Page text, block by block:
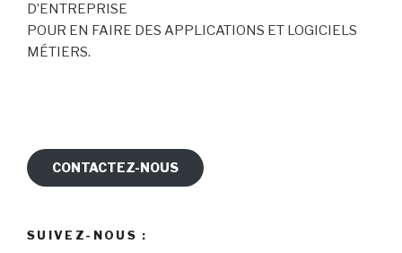
D’ENTREPRISE
POUR EN FAIRE DES APPLICATIONS ET LOGICIELS
MÉTIERS.
CONTACTEZ-NOUS
SUIVEZ-NOUS :